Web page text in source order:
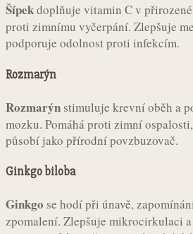
Šípekdoplňuje vitamin C v
proti zimnímu vyčerpání. Zlepšuje
podporuje odolnost proti infekcím.
Rozmarýn
Rozmarýn stimuluje krevní oběh a
mozku. Pomáhá proti zimní
působí jako přírodní povzbuzovač.
Ginkgo biloba
Ginkgo se hodí při únavě,
zpomalení. Zlepšuje mikrocirkulaci